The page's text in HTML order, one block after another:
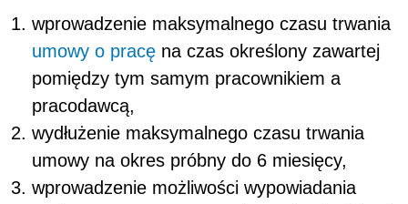
wprowadzenie maksymalnego czasu trwania
umowy o pracę na czas określony zawartej
pomiędzy tym samym pracownikiem a
pracodawcą,
wydłużenie maksymalnego czasu trwania
umowy na okres próbny do 6 miesięcy,
wprowadzenie możliwości wypowiadania